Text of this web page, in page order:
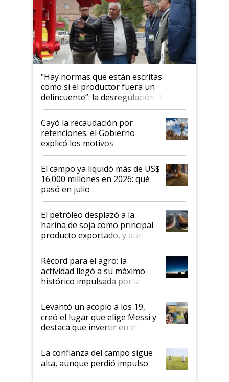
"Hay normas que están escritas
como si el productor fuera un
delincuente”: la desregulación llegó
al Congreso Aapresid y hasta se
habló del financiamiento al IPCVA
Cayó la recaudación por
retenciones: el Gobierno
explicó los motivos
El campo ya liquidó más de US$
16.000 millones en 2026: qué
pasó en julio
El petróleo desplazó a la
harina de soja como principal
producto exportado, y aún así
el agro aportó casi seis de cada
diez dólares y sostuvo el
liderazgo en un semestre
récord
Récord para el agro: la
actividad llegó a su máximo
histórico impulsada por la
cosecha y las exportaciones
Levantó un acopio a los 19,
creó el lugar que elige Messi y
destaca que invertir en el
kirchnerismo era como "darle
plata a un hijo para droga":
Juan Félix Rossetti, el libertario
que de una dura crisis salió
La confianza del campo sigue
alta, aunque perdió impulso